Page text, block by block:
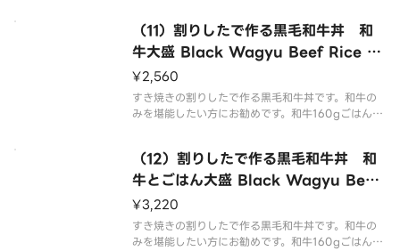
（11）割りしたで作る黒毛和牛丼 和
牛大盛 Black Wagyu Beef Rice B
owl with Sukiyaki Stock Wagyu
Large
¥2,560
すき焼きの割りしたで作る黒毛和牛丼です。和牛の
みを堪能したい方にお勧めです。和牛160gごはん2
（12）割りしたで作る黒毛和牛丼 和
牛とごはん大盛 Black Wagyu Beef
Rice Bowl with Sukiyaki Stock
Wagyu ＆ Rice Large
¥3,220
すき焼きの割りしたで作る黒毛和牛丼です。和牛の
みを堪能したい方にお勧めです。和牛160gごはん2